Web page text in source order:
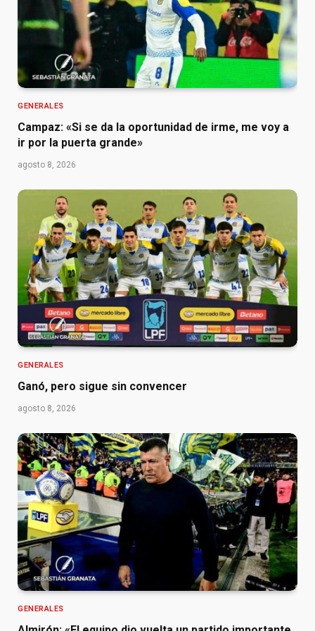
GENERALES
Campaz: «Si se da la oportunidad de irme, me voy a
ir por la puerta grande»
agosto 8, 2026
GENERALES
Ganó, pero sigue sin convencer
agosto 8, 2026
GENERALES